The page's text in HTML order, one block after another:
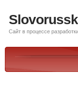
Сайт в процессе